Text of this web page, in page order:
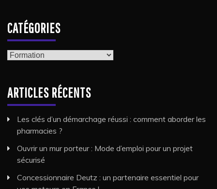
CATÉGORIES
Catégories
ARTICLES RÉCENTS
Les clés d’un démarchage réussi : comment aborder les
pharmacies ?
Ouvrir un mur porteur : Mode d’emploi pour un projet
sécurisé
Concessionnaire Deutz : un partenaire essentiel pour